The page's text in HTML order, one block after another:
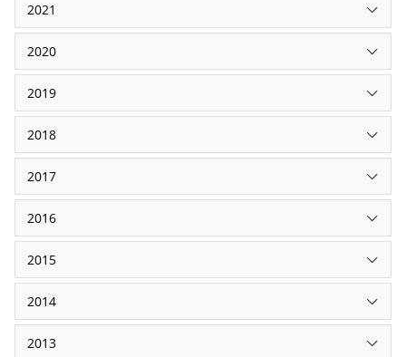
2021
2020
2019
2018
2017
2016
2015
2014
2013